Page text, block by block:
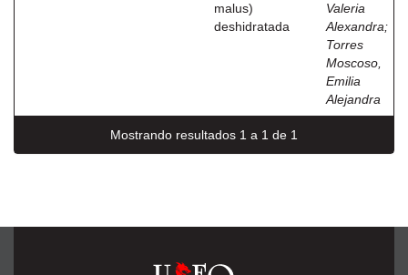
malus)
deshidratada
Valeria
Alexandra;
Torres
Moscoso,
Emilia
Alejandra
Mostrando resultados 1 a 1 de 1